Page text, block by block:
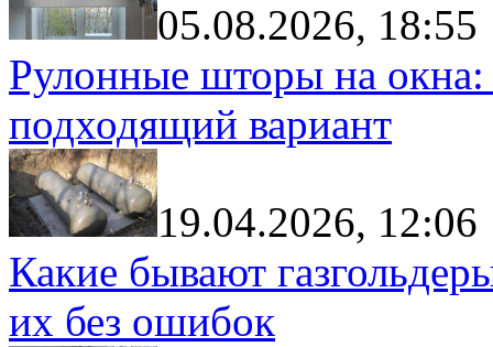
05.08.2026, 18:55
Рулонные шторы на
подходящий вариант
19.04.2026, 12:06
Какие бывают
их без ошибок